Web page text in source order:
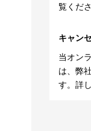
覧くださ
キャン
当オン
は、弊
す。詳